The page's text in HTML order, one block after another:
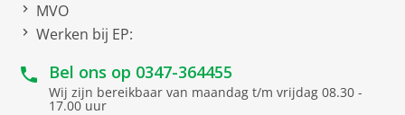
MVO
Werken bij EP:
Bel ons op 0347-364455
Wij zijn bereikbaar van maandag t/m vrijdag 08.30 -
17.00 uur